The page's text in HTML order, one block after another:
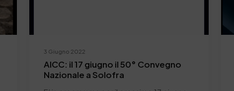
3 Giugno 2022
AICC: il 17 giugno il 50° Convegno
Nazionale a Solofra